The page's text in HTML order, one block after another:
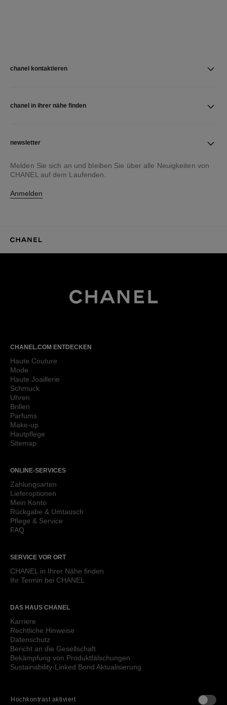
chanel kontaktieren
chanel in ihrer nähe finden
newsletter
Melden Sie sich an und bleiben Sie über alle Neuigkeiten von
CHANEL auf dem Laufenden.
Anmelden
CHANEL.COM ENTDECKEN
Haute Couture
Mode
Haute Joaillerie
Schmuck
Uhren
Brillen
Parfums
Make-up
Hautpflege
Sitemap
ONLINE-SERVICES
Zahlungsarten
Lieferoptionen
Mein Konto
Rückgabe & Umtausch
Pflege & Service
FAQ
SERVICE VOR ORT
CHANEL in Ihrer Nähe finden
Ihr Termin bei CHANEL
DAS HAUS CHANEL
Karriere
Rechtliche Hinweise
Datenschutz
Bericht an die Gesellschaft
Bekämpfung von Produktfälschungen
Sustainability-Linked Bond Aktualisierung
Hochkontrast aktiviert